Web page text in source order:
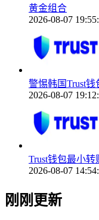
黄金组合
2026-08-07
警惕韩国Trust
2026-08-07
Trust钱包最小
2026-08-07
刚刚更新